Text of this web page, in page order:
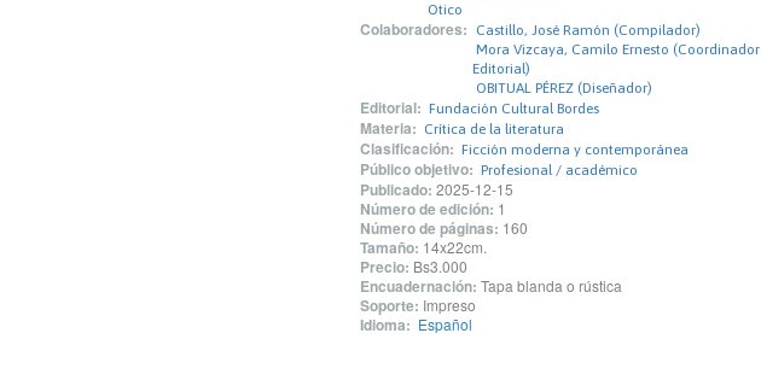
Otico
Colaboradores:
Castillo, José Ramón (Compilador)
Mora Vizcaya, Camilo Ernesto (Coordinador
Editorial)
OBITUAL PÉREZ (Diseñador)
Editorial: Fundación Cultural Bordes
Materia: Crítica de la literatura
Clasificación: Ficción moderna y contemporánea
Público objetivo: Profesional / académico
Publicado: 2025-12-15
Número de edición: 1
Número de páginas: 160
Tamaño: 14x22cm.
Precio: Bs3.000
Encuadernación: Tapa blanda o rústica
Soporte: Impreso
Idioma: Español